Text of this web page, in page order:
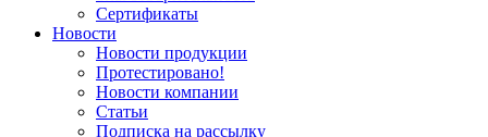
Сертификаты
Новости
Новости продукции
Протестировано!
Новости компании
Статьи
Подписка на рассылку